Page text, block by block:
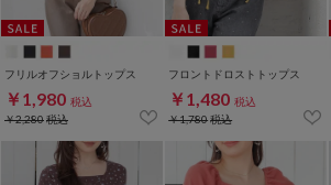
フリルオフショルトップス
￥1,980 税込
￥2,280税込
フロントドロストトップス
￥1,480 税込
￥1,780税込